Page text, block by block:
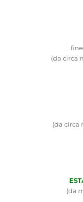
(da circa
(da circa
(da